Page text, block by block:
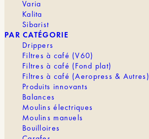
Varia
Kalita
Sibarist
PAR CATÉGORIE
Drippers
Filtres à café (V60)
Filtres à café (Fond plat)
Filtres à café (Aeropress & Autres)
Produits innovants
Balances
Moulins électriques
Moulins manuels
Bouilloires
SCORE
TORRÉFACTION